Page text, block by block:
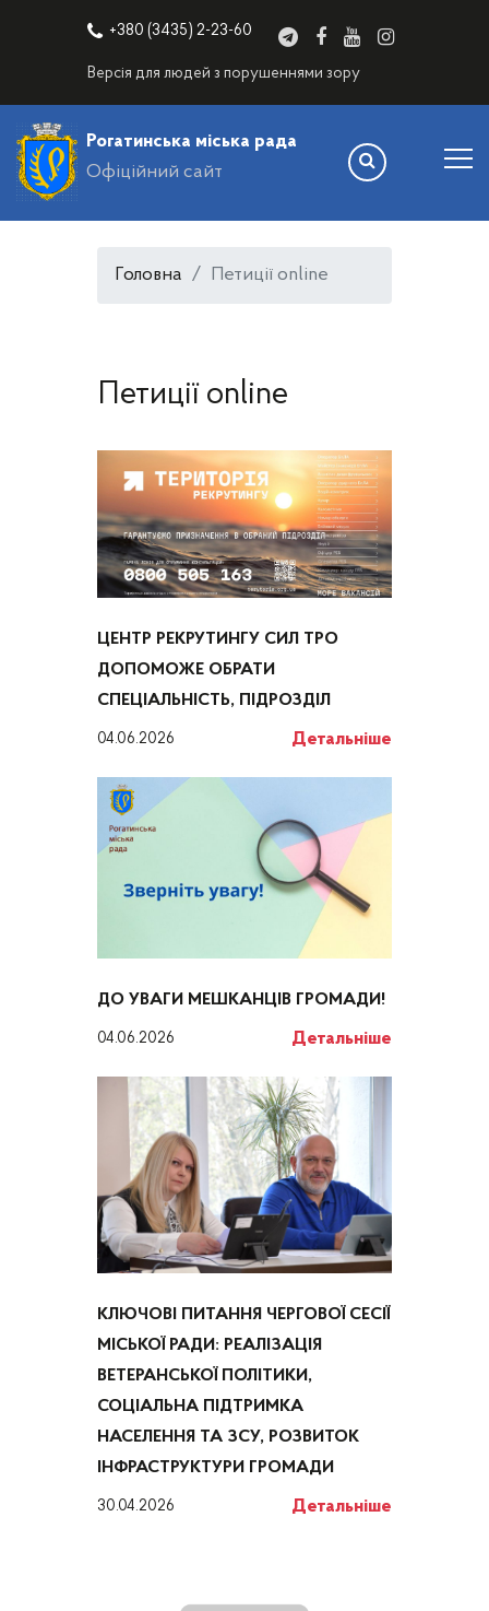
+380 (3435) 2-23-60
Версія для людей з порушеннями зору
Рогатинська міська рада
Офіційний сайт
Головна Петиції online
Петиції online
ЦЕНТР РЕКРУТИНГУ СИЛ ТРО
ДОПОМОЖЕ ОБРАТИ
СПЕЦІАЛЬНІСТЬ, ПІДРОЗДІЛ
04.06.2026 Детальніше
ДО УВАГИ МЕШКАНЦІВ ГРОМАДИ!
04.06.2026 Детальніше
КЛЮЧОВІ ПИТАННЯ ЧЕРГОВОЇ СЕСІЇ
МІСЬКОЇ РАДИ: РЕАЛІЗАЦІЯ
ВЕТЕРАНСЬКОЇ ПОЛІТИКИ,
СОЦІАЛЬНА ПІДТРИМКА
НАСЕЛЕННЯ ТА ЗСУ, РОЗВИТОК
ІНФРАСТРУКТУРИ ГРОМАДИ
30.04.2026 Детальніше